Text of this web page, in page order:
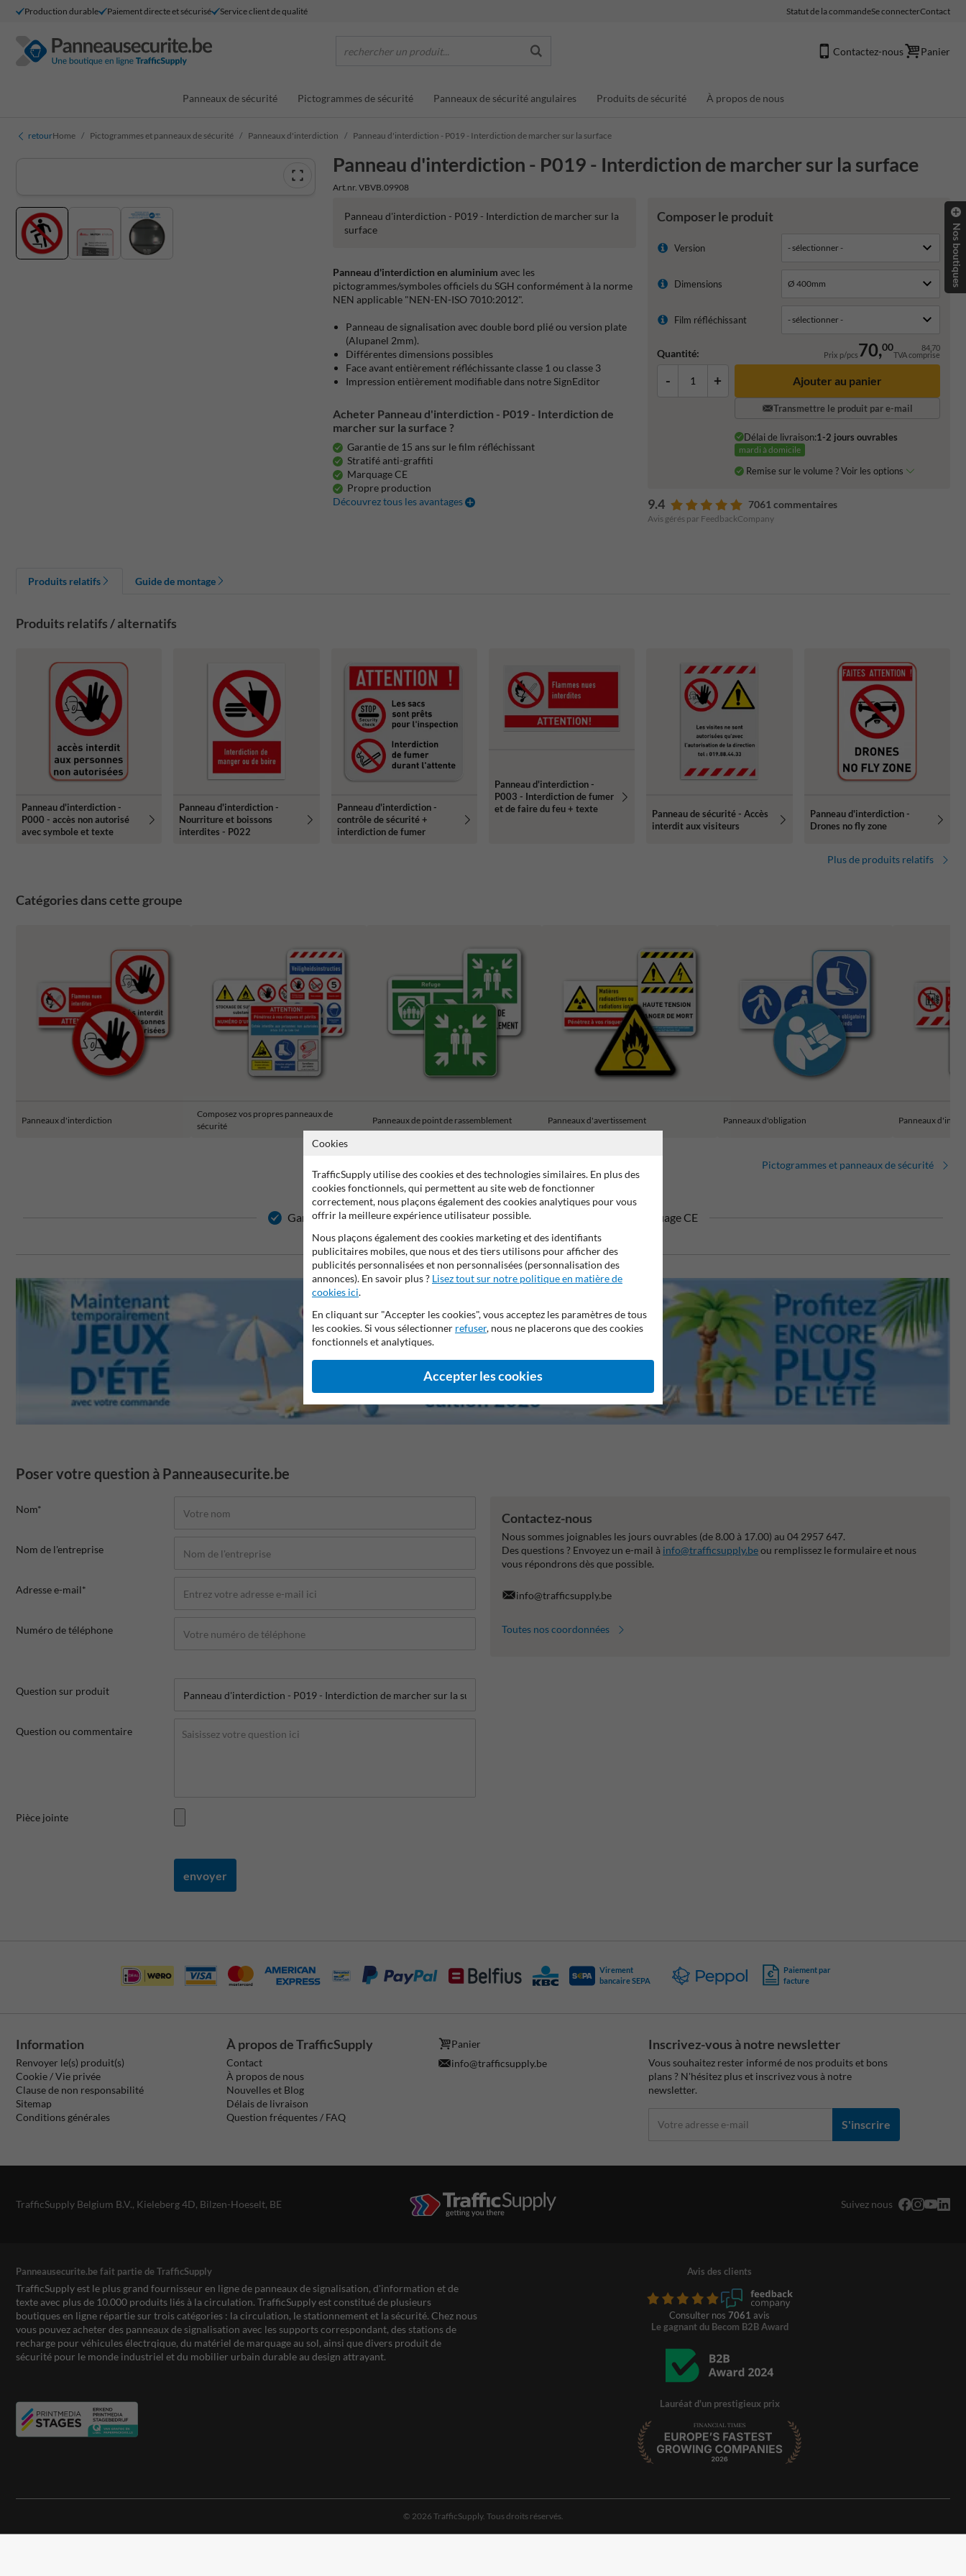
Production durable Paiement directe et sécurisé Service client de qualité Statut de la commandeSe connecterContact
rechercher un produit... Contactez-nous Panier
Panneaux de sécurité Pictogrammes de sécurité Panneaux de sécurité angulaires Produits de sécurité À propos de nous
retourHome Pictogrammes et panneaux de sécurité Panneaux d'interdiction Panneau d'interdiction - P019 - Interdiction de marcher sur la surface
Panneau d'interdiction - P019 - Interdiction de marcher sur la surface
Art.nr. VBVB.09908
Composer le produit
Version
Dimensions
Film réfléchissant
Quantité: Prix p/pcs70,00 84,70
TVA comprise
- + Ajouter au panier
Transmettre le produit par e-mail
Délai de livraison:1-2 jours ouvrables
mardi à domicile
Remise sur le volume ? Voir les options
9.4 7061 commentaires
Avis gérés par FeedbackCompany
Panneau d'interdiction - P019 - Interdiction de marcher sur la
surface
Panneau d'interdiction en aluminium avec les
pictogrammes/symboles officiels du SGH conformément à la norme
NEN applicable "NEN-EN-ISO 7010:2012".
Panneau de signalisation avec double bord plié ou version plate
(Alupanel 2mm).
Différentes dimensions possibles
Face avant entièrement réfléchissante classe 1 ou classe 3
Impression entièrement modifiable dans notre SignEditor
Acheter Panneau d'interdiction - P019 - Interdiction de
marcher sur la surface ?
Garantie de 15 ans sur le film réfléchissant
Stratifé anti-graffiti
Marquage CE
Propre production
Découvrez tous les avantages
Produits relatifs Guide de montage
Produits relatifs / alternatifs
Panneau d'interdiction -
P000 - accès non autorisé
avec symbole et texte
Panneau d'interdiction -
Nourriture et boissons
interdites - P022
Panneau d'interdiction -
contrôle de sécurité +
interdiction de fumer
Panneau d'interdiction -
P003 - Interdiction de fumer
et de faire du feu + texte
Panneau de sécurité - Accès
interdit aux visiteurs
Panneau d'interdiction -
Drones no fly zone
Plus de produits relatifs
Catégories dans cette groupe
Panneaux d'interdiction
Composez vos propres panneaux de
sécurité
Panneaux de point de rassemblement Panneaux d'avertissement Panneaux d'obligation Panneaux
Pictogrammes et panneaux de sécurité
Garantie de 15 ans sur le film réfléchissant Stratifé anti-graffiti Marquage CE
Poser votre question à Panneausecurite.be
Nom*
Nom de l'entreprise
Adresse e-mail*
Numéro de téléphone
Question sur produit
Question ou commentaire
Pièce jointe
envoyer
Contactez-nous
Nous sommes joignables les jours ouvrables (de 8.00 à 17.00) au 04 2957 647.
Des questions ? Envoyez un e-mail à info@trafficsupply.beou remplissez le formulaire et nous
vous répondrons dès que possible.
info@trafficsupply.be
Toutes nos coordonnées
Virement
bancaire SEPA
Paiement par
facture
Information
Renvoyer le(s) produit(s)
Cookie / Vie privée
Clause de non responsabilité
Sitemap
Conditions générales
À propos de TrafficSupply
Contact
À propos de nous
Nouvelles et Blog
Délais de livraison
Question fréquentes / FAQ
Panier
info@trafficsupply.be
Inscrivez-vous à notre newsletter
Vous souhaitez rester informé de nos produits et bons
plans ? N'hésitez plus et inscrivez vous à notre
newsletter.
S'inscrire
TrafficSupply Belgium B.V., Kieleberg 4D, Bilzen-Hoeselt, BE Suivez nous
Panneausecurite.be fait partie de TrafficSupply
TrafficSupply est le plus grand fournisseur en ligne de panneaux de signalisation, d'information et de
texte avec plus de 10.000 produits liés à la circulation. TrafficSupply est constitué de plusieurs
boutiques en ligne répartie sur trois catégories : la circulation, le stationnement et la sécurité. Chez nous
vous pouvez acheter des panneaux de signalisation avec les supports correspondant, des stations de
recharge pour véhicules électrqique, du matériel de marquage au sol, ainsi que divers produit de
sécurité pour le monde industriel et du mobilier urbain durable au design attrayant.
Avis des clients
Consulter nos 7061 avis
Le gagnant du Becom B2B Award
Lauréat d'un prestigieux prix
© 2026 TrafficSupply. Tous droits réservés.
Nos boutiques
Cookies
TrafficSupply utilise des cookies et des technologies similaires. En plus des
cookies fonctionnels, qui permettent au site web de fonctionner
correctement, nous plaçons également des cookies analytiques pour vous
offrir la meilleure expérience utilisateur possible.
Nous plaçons également des cookies marketing et des identifiants
publicitaires mobiles, que nous et des tiers utilisons pour afficher des
publicités personnalisées et non personnalisées (personnalisation des
annonces). En savoir plus ? Lisez tout sur notre politique en matière de
cookies ici.
En cliquant sur "Accepter les cookies", vous acceptez les paramètres de tous
les cookies. Si vous sélectionner refuser, nous ne placerons que des cookies
fonctionnels et analytiques.
Accepter les cookies